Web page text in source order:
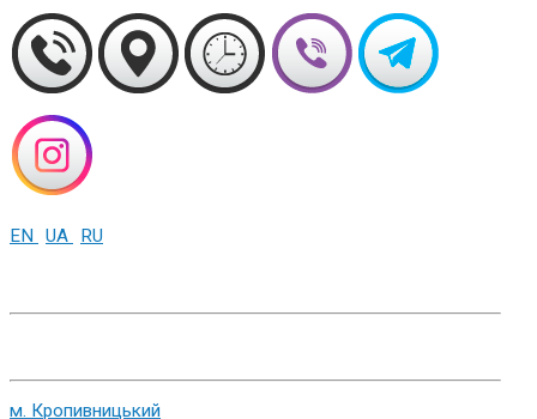
EN UA RU
м. Кропивницький